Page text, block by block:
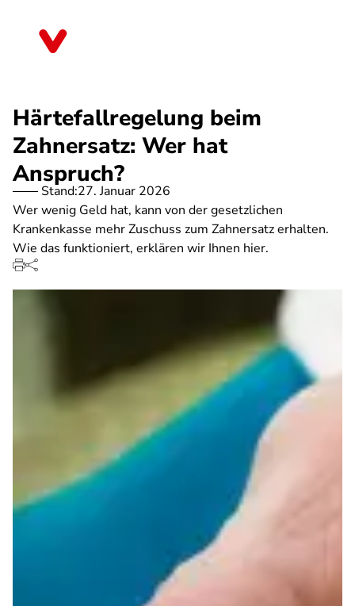
Härtefallregelung beim
Zahnersatz: Wer hat
Anspruch?
Stand:27. Januar 2026
Wer wenig Geld hat, kann von der gesetzlichen
Krankenkasse mehr Zuschuss zum Zahnersatz erhalten.
Wie das funktioniert, erklären wir Ihnen hier.